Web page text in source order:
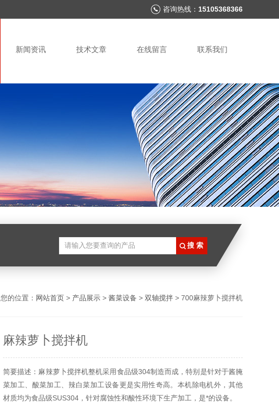
咨询热线： 15105368366
新闻资讯 技术文章 在线留言 联系我们
您的位置： 网站首页 > 产品展示 > 酱菜设备 > 双轴搅拌 > 700麻辣萝卜搅拌机
麻辣萝卜搅拌机
简要描述：麻辣萝卜搅拌机整机采用食品级304制造而成，特别是针对于酱腌
菜加工、酸菜加工、辣白菜加工设备更是实用性奇高。本机除电机外，其他
材质均为食品级SUS304，针对腐蚀性和酸性环境下生产加工，是*的设备。